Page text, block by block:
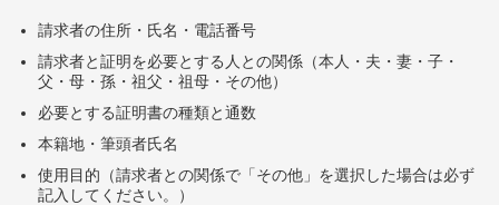
請求者の住所・氏名・電話番号
請求者と証明を必要とする人との関係（本人・夫・妻・子・
父・母・孫・祖父・祖母・その他）
必要とする証明書の種類と通数
本籍地・筆頭者氏名
使用目的（請求者との関係で「その他」を選択した場合は必ず
記入してください。）